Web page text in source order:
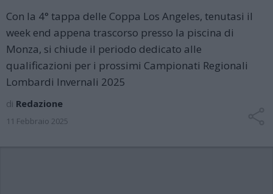
Con la 4° tappa delle Coppa Los Angeles, tenutasi il
week end appena trascorso presso la piscina di
Monza, si chiude il periodo dedicato alle
qualificazioni per i prossimi Campionati Regionali
Lombardi Invernali 2025
di Redazione
11 Febbraio 2025